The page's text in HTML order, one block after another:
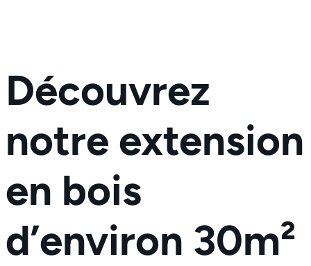
Découvrez
notre extension
en bois
d’environ 30m²